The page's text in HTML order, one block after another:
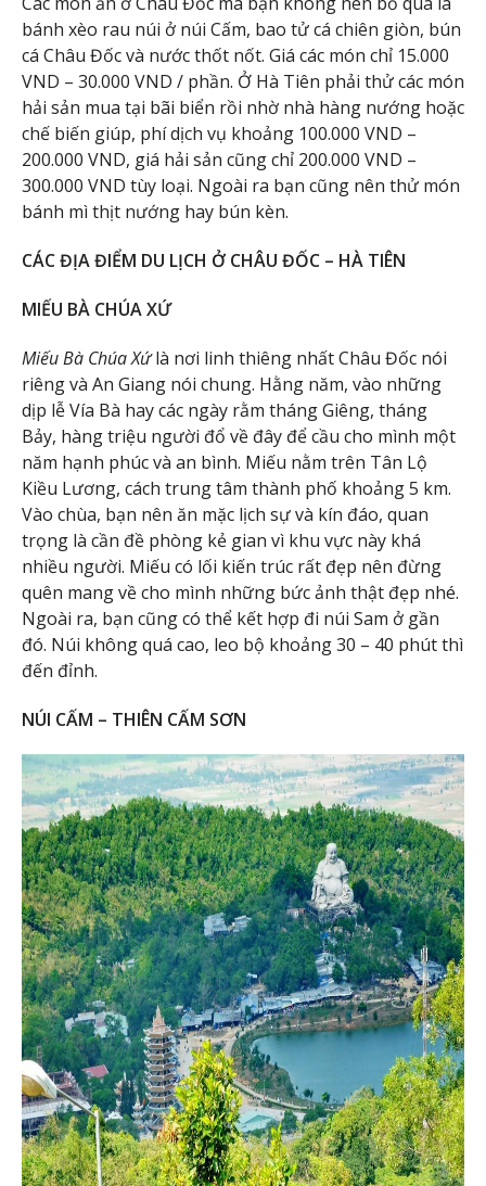
bánh xèo rau núi ở núi Cấm, bao tử cá chiên giòn, bún
cá Châu Đốc và nước thốt nốt. Giá các món chỉ 15.000
VND – 30.000 VND / phần. Ở Hà Tiên phải thử các món
hải sản mua tại bãi biển rồi nhờ nhà hàng nướng hoặc
chế biến giúp, phí dịch vụ khoảng 100.000 VND –
200.000 VND, giá hải sản cũng chỉ 200.000 VND –
300.000 VND tùy loại. Ngoài ra bạn cũng nên thử món
bánh mì thịt nướng hay bún kèn.
CÁC ĐỊA ĐIỂM DU LỊCH Ở CHÂU ĐỐC – HÀ TIÊN
MIẾU BÀ CHÚA XỨ
Miếu Bà Chúa Xứlà nơi linh thiêng nhất Châu Đốc nói
riêng và An Giang nói chung. Hằng năm, vào những
dịp lễ Vía Bà hay các ngày rằm tháng Giêng, tháng
Bảy, hàng triệu người đổ về đây để cầu cho mình một
năm hạnh phúc và an bình. Miếu nằm trên Tân Lộ
Kiều Lương, cách trung tâm thành phố khoảng 5 km.
Vào chùa, bạn nên ăn mặc lịch sự và kín đáo, quan
trọng là cần đề phòng kẻ gian vì khu vực này khá
nhiều người. Miếu có lối kiến trúc rất đẹp nên đừng
quên mang về cho mình những bức ảnh thật đẹp nhé.
Ngoài ra, bạn cũng có thể kết hợp đi núi Sam ở gần
đó. Núi không quá cao, leo bộ khoảng 30 – 40 phút thì
đến đỉnh.
NÚI CẤM – THIÊN CẤM SƠN